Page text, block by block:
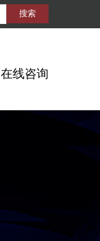
搜索
在线咨询